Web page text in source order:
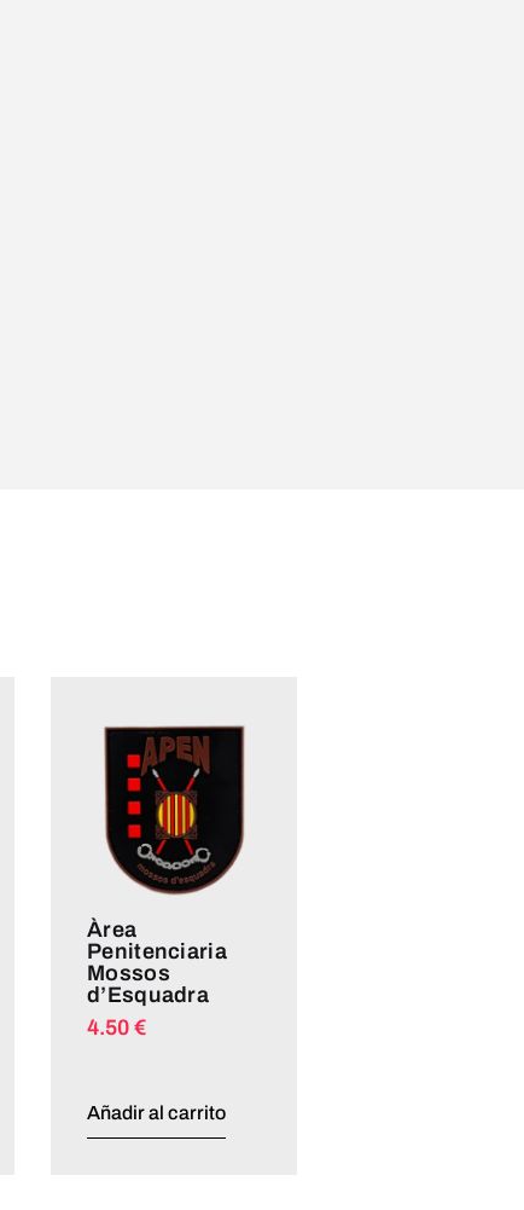
Àrea
Penitenciaria
Mossos
d’Esquadra
4.50 €
Añadir al carrito